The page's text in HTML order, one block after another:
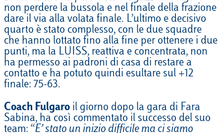
non perdere la bussola e nel finale della frazione
dare il via alla volata finale. L’ultimo e decisivo
quarto è stato complesso, con le due squadre
che hanno lottato fino alla fine per ottenere i due
punti, ma la LUISS, reattiva e concentrata, non
ha permesso ai padroni di casa di restare a
contatto e ha potuto quindi esultare sul +12
finale: 75-63.
Coach Fulgaro il giorno dopo la gara di Fara
Sabina, ha così commentato il successo del suo
team: “E’ stato un inizio difficile ma ci siamo